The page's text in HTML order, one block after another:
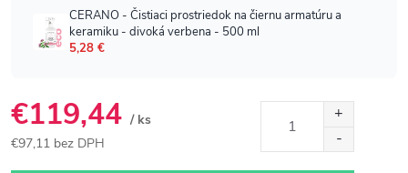
€119,44 / ks
€97,11 bez DPH